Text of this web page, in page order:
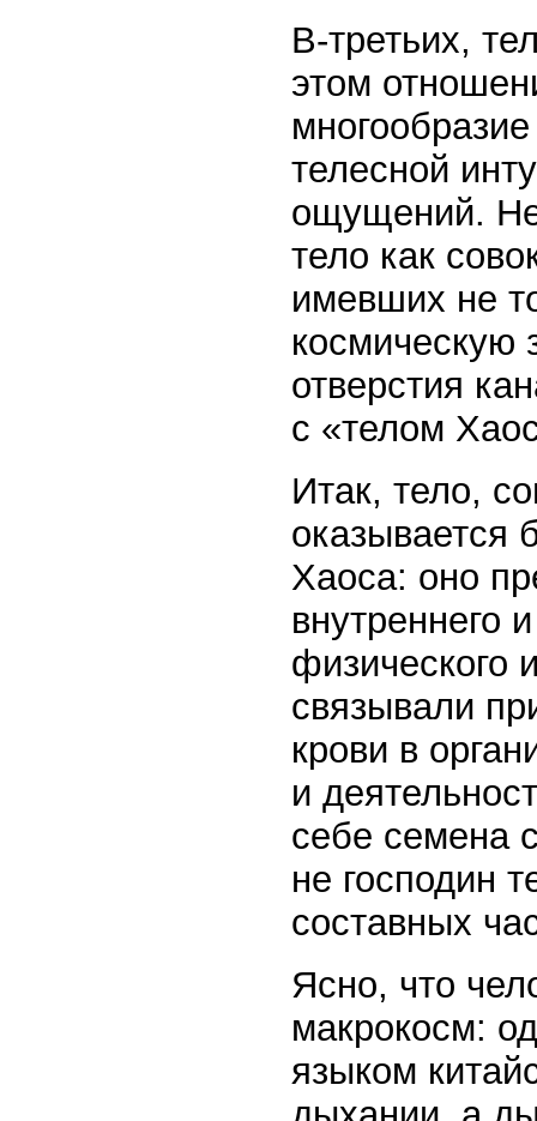
В-третьих,
этом
телесной
ощущений.
тело как
имевших не
космическую
отверстия
с «телом
Итак, тело,
оказывается
Хаоса: оно
внутреннего
физического
связывали
крови в
и
себе семена
не господин
составных
Ясно, что
макрокосм:
языком